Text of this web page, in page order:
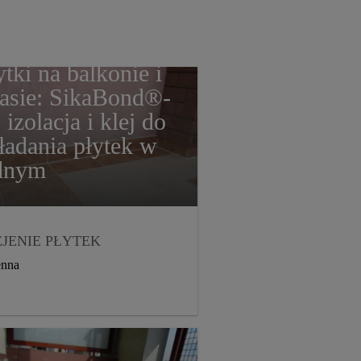
na balkonie i
SikaBond®-
izolacja i klej do
płytek w
PŁYTEK
2017